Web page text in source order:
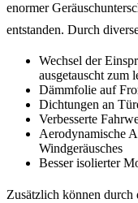
enormer
entstanden. Durch
Wechsel der
ausgetauscht zum
Dämmfolie auf
Dichtungen an
Verbesserte
Aerodynamische
Windgeräusches
Besser isolierter
Zusätzlich können durch